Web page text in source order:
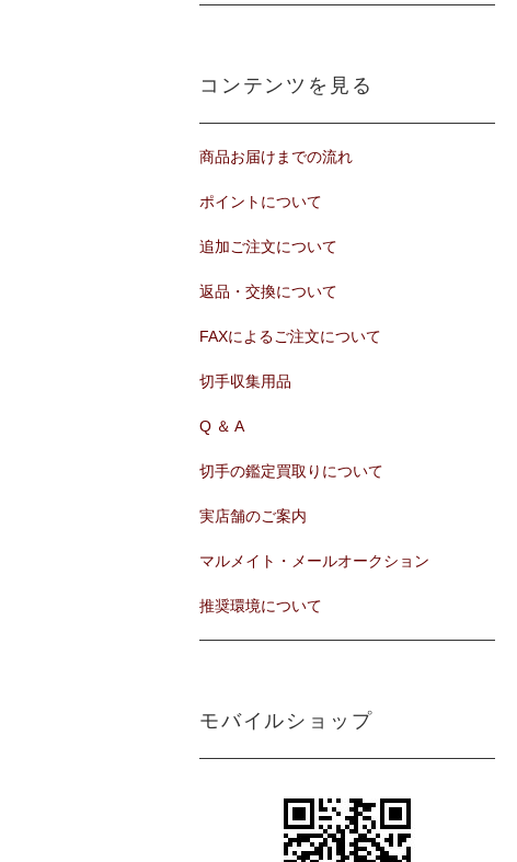
コンテンツを見る
商品お届けまでの流れ
ポイントについて
追加ご注文について
返品・交換について
FAXによるご注文について
切手収集用品
Q ＆ A
切手の鑑定買取りについて
実店舗のご案内
マルメイト・メールオークション
推奨環境について
モバイルショップ